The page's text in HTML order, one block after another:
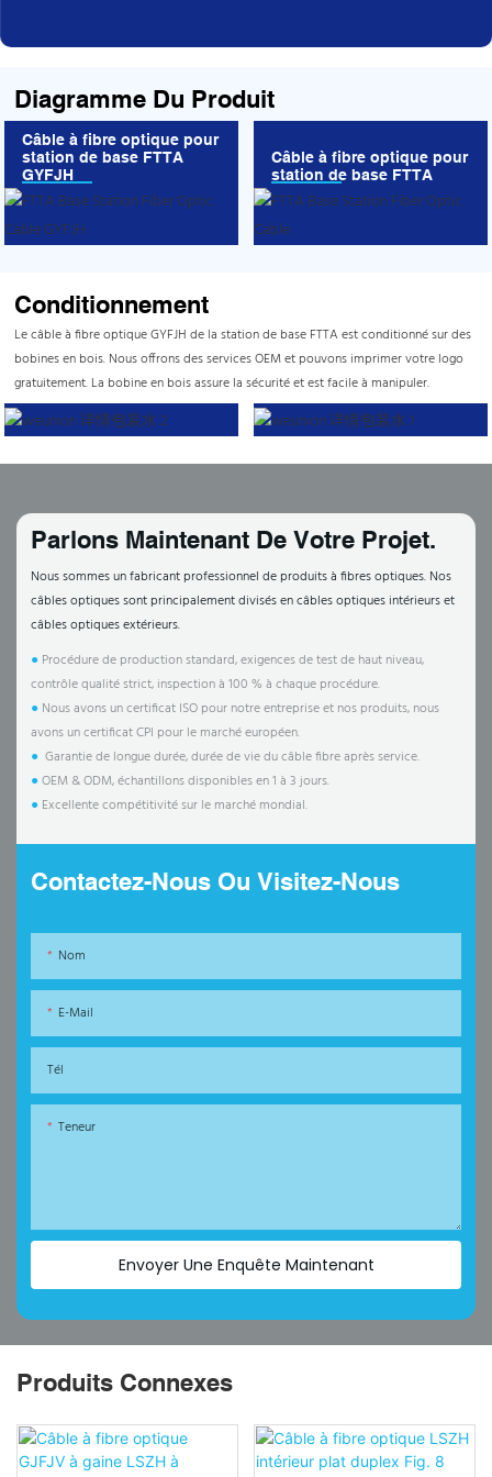
Diagramme Du Produit
Câble à fibre optique pour
station de base FTTA
GYFJH
Câble à fibre optique pour
station de base FTTA
Conditionnement
Le câble à fibre optique GYFJH de la station de base FTTA est conditionné sur des
bobines en bois. Nous offrons des services OEM et pouvons imprimer votre logo
gratuitement. La bobine en bois assure la sécurité et est facile à manipuler.
Parlons Maintenant De Votre Projet.
Nous sommes un fabricant professionnel de produits à fibres optiques. Nos
câbles optiques sont principalement divisés en câbles optiques intérieurs et
câbles optiques extérieurs.
● Procédure de production standard, exigences de test de haut niveau,
contrôle qualité strict, inspection à 100 % à chaque procédure.
● Nous avons un certificat ISO pour notre entreprise et nos produits, nous
avons un certificat CPI pour le marché européen.
● Garantie de longue durée, durée de vie du câble fibre après service.
●OEM & ODM, échantillons disponibles en 1 à 3 jours.
● Excellente compétitivité sur le marché mondial.
Contactez-Nous Ou Visitez-Nous
Nom
E-Mail
Tél
Teneur
Envoyer Une Enquête Maintenant
Produits Connexes